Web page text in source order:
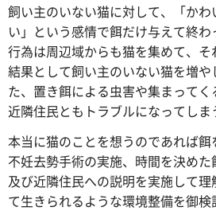
飼い主のいない猫に対して、「か
い」という感情で餌だけ与えて終
行為は周辺域からも猫を集めて、そ
結果として飼い主のいない猫を増
た、置き餌による虫害や集まって
近隣住民ともトラブルになってしま
本当に猫のことを想うのであれば餌
不妊去勢手術の実施、時間を決め
及び近隣住民への説明を実施して
て生きられるような環境整備を御検